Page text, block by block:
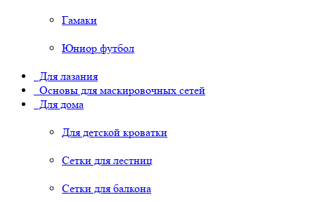
Гамаки
Юниор футбол
Для лазания
Основы для маскировочных сетей
Для дома
Для детской кроватки
Сетки для лестниц
Сетки для балкона